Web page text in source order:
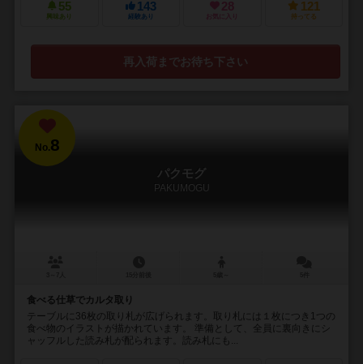
55
興味あり
143
経験あり
28
お気に入り
121
持ってる
再入荷までお待ち下さい
No.8
パクモグ
PAKUMOGU
食べる仕草でカルタ取り
テーブルに36枚の取り札が広げられます。取り札には１枚につき1つの
食べ物のイラストが描かれています。 準備として、全員に裏向きにシ
ャッフルした読み札が配られます。読み札にも...